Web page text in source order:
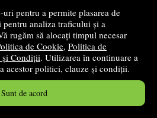
pentru a permite plasarea de
analiza traficului și a
rugăm să alocați timpul necesar
de Cookie, Politica de
și Condiții. Utilizarea în continuare a
acestor politici, clauze și condiții.
Sunt de acord
alertă stoc
adoscopioca a aparatului
Set 2 carti